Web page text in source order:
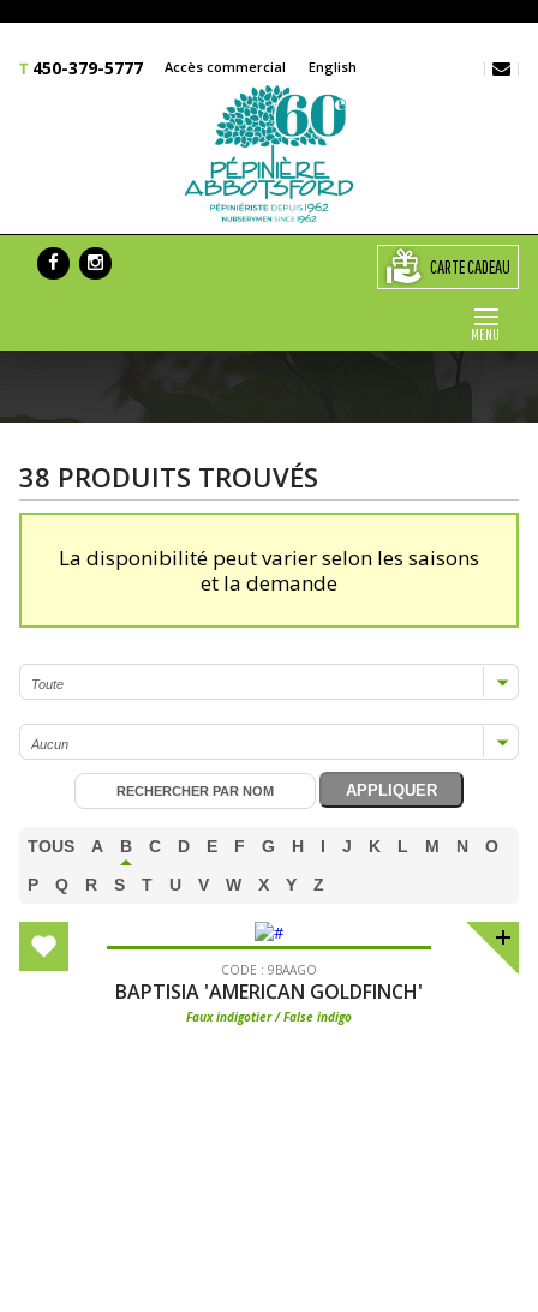
450-379-5777 Accès commercial English
MENU
CARTE CADEAU
38 PRODUITS TROUVÉS
La disponibilité peut varier selon les saisons
et la demande
TOUS A B C D E F G H I J K L M N
O
P
Q R S T U V W X Y Z
CODE : 9BAAGO
BAPTISIA 'AMERICAN GOLDFINCH'
Faux indigotier / False indigo